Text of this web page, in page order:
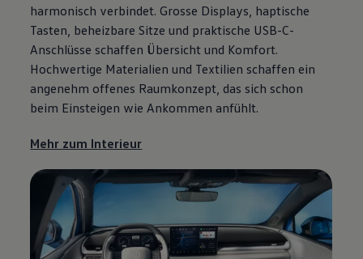
harmonisch verbindet. Grosse Displays, haptische
Tasten, beheizbare Sitze und praktische USB-C-
Anschlüsse schaffen Übersicht und Komfort.
Hochwertige Materialien und Textilien schaffen ein
angenehm offenes Raumkonzept, das sich schon
beim Einsteigen wie Ankommen anfühlt.
Mehr zum Interieur